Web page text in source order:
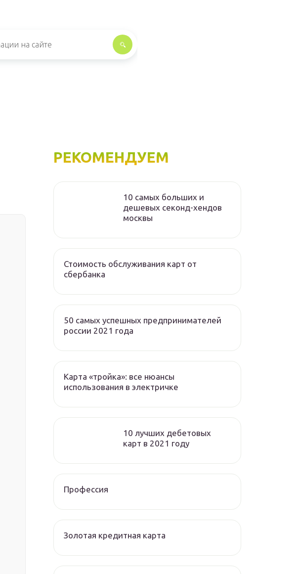
РЕКОМЕНДУЕМ
10 самых больших и
дешевых секонд-хендов
москвы
Стоимость обслуживания карт от
сбербанка
50 самых успешных предпринимателей
россии 2021 года
Карта «тройка»: все нюансы
использования в электричке
10 лучших дебетовых
карт в 2021 году
Профессия
Золотая кредитная карта